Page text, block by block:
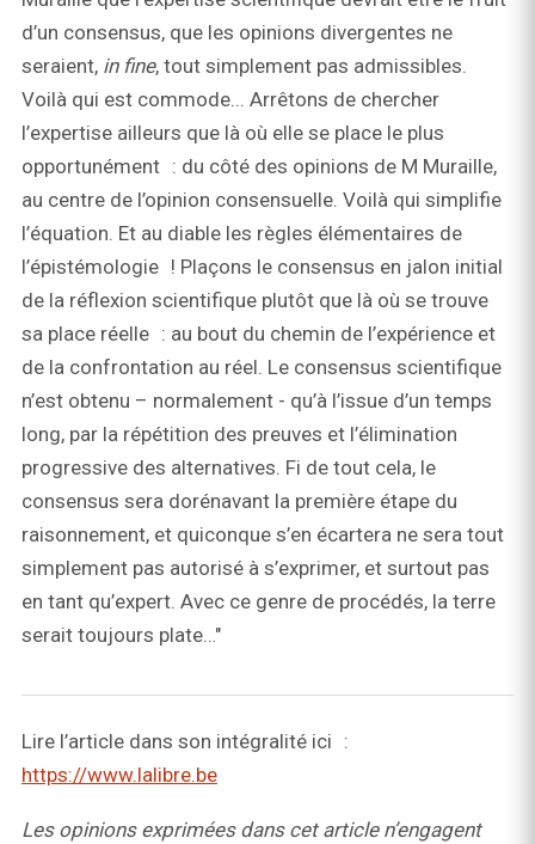
d’un consensus, que les opinions divergentes ne
seraient, in fine, tout simplement pas admissibles.
Voilà qui est commode... Arrêtons de chercher
l’expertise ailleurs que là où elle se place le plus
opportunément : du côté des opinions de M Muraille,
au centre de l’opinion consensuelle. Voilà qui simplifie
l’équation. Et au diable les règles élémentaires de
l’épistémologie ! Plaçons le consensus en jalon initial
de la réflexion scientifique plutôt que là où se trouve
sa place réelle : au bout du chemin de l’expérience et
de la confrontation au réel. Le consensus scientifique
n’est obtenu – normalement - qu’à l’issue d’un temps
long, par la répétition des preuves et l’élimination
progressive des alternatives. Fi de tout cela, le
consensus sera dorénavant la première étape du
raisonnement, et quiconque s’en écartera ne sera tout
simplement pas autorisé à s’exprimer, et surtout pas
en tant qu’expert. Avec ce genre de procédés, la terre
serait toujours plate…"
Lire l’article dans son intégralité ici :
https://www.lalibre.be
Les opinions exprimées dans cet article n’engagent